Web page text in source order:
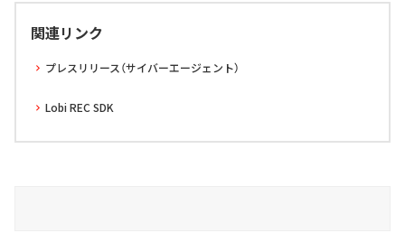
関連リンク
プレスリリース（サイバーエージェント）
Lobi REC SDK